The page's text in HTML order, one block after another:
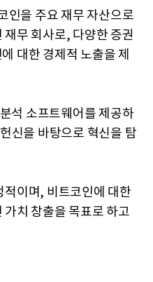
인을 주요 재무 자산으로
무 회사로, 다양한 증권
대한 경제적 노출을 제
석 소프트웨어를 제공하
신을 바탕으로 혁신을 탐
적이며, 비트코인에 대한
치 창출을 목표로 하고